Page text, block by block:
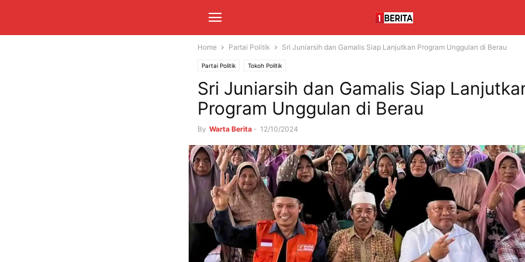
Home Partai Politik Sri Juniarsih dan Gamalis Siap Lanjutkan Program Unggulan di Bеrau
Partai Politik Tokoh Politik
Sri Juniarsih dan Gamalis Siap
Program Unggulan di Bеrau
By Warta Berita - 12/10/2024